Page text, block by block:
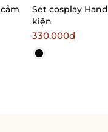
Set cosplay
kiện
330.000₫